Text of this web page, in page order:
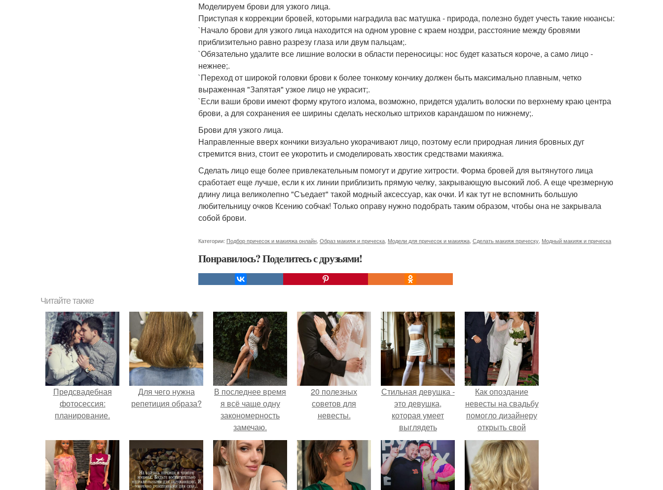
Моделируем брови для узкого лица.
Приступая к коррекции бровей, которыми наградила вас матушка - природа, полезно будет учесть такие нюансы:
`Начало брови для узкого лица находится на одном уровне с краем ноздри, расстояние между бровями
приблизительно равно разрезу глаза или двум пальцам;.
`Обязательно удалите все лишние волоски в области переносицы: нос будет казаться короче, а само лицо -
нежнее;.
`Переход от широкой головки брови к более тонкому кончику должен быть максимально плавным, четко
выраженная "Запятая" узкое лицо не украсит;.
`Если ваши брови имеют форму крутого излома, возможно, придется удалить волоски по верхнему краю центра
брови, а для сохранения ее ширины сделать несколько штрихов карандашом по нижнему;.
Брови для узкого лица.
Направленные вверх кончики визуально укорачивают лицо, поэтому если природная линия бровных дуг
стремится вниз, стоит ее укоротить и смоделировать хвостик средствами макияжа.
Сделать лицо еще более привлекательным помогут и другие хитрости. Форма бровей для вытянутого лица
сработает еще лучше, если к их линии приблизить прямую челку, закрывающую высокий лоб. А еще чрезмерную
длину лица великолепно "Съедает" такой модный аксессуар, как очки. И как тут не вспомнить большую
любительницу очков Ксению собчак! Только оправу нужно подобрать таким образом, чтобы она не закрывала
собой брови.
Категории: Подбор причесок и макияжа онлайн Образ макияж и прическа Модели для причесок и макияжа Сделать макияж прическу Модный макияж и прическа
Понравилось? Поделитесь с друзьями!
Читайте также
Предсвадебная
фотосессия:
планирование.
Для чего нужна
репетиция образа?
В последнее время
я всё чаще одну
закономерность
замечаю.
20 полезных
советов для
невесты.
Стильная девушка -
это девушка,
которая умеет
выглядеть
привлекательно и
элегантно в любои
ситуации.
Как опоздание
невесты на свадьбу
помогло дизайнеру
открыть свой
бренд.